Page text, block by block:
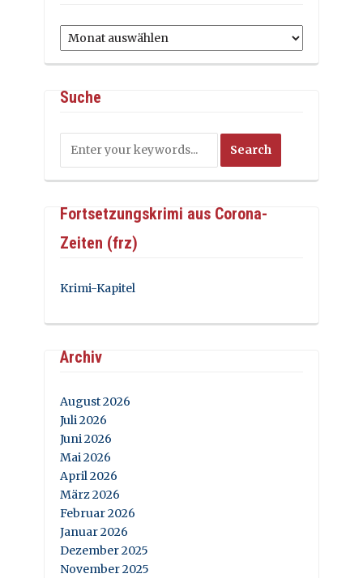
Archiv
Suche
Fortsetzungskrimi aus Corona-
Zeiten (frz)
Krimi-Kapitel
Archiv
August 2026
Juli 2026
Juni 2026
Mai 2026
April 2026
März 2026
Februar 2026
Januar 2026
Dezember 2025
November 2025